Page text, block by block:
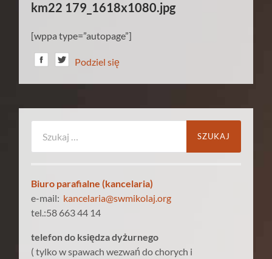
km22 179_1618x1080.jpg
[wppa type=”autopage”]
Podziel się
Biuro parafialne (kancelaria)
e-mail: kancelaria@swmikolaj.org
tel.:58 663 44 14
telefon do księdza dyżurnego
( tylko w spawach wezwań do chorych i